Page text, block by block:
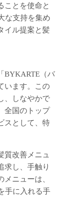
ことを使命と
な支持を集め
イル提案と髪
BYKARTE（バ
います。この
、しなやかで
全国のトップ
スとして、特
質改善メニュ
求し、手触り
ニューは、
手に入れる手